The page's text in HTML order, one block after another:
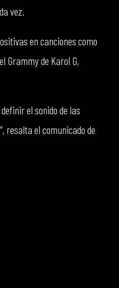
vez.
en canciones como
Grammy de Karol G,
el sonido de las
resalta el comunicado de